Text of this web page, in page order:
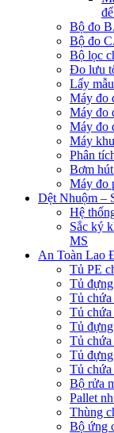
Bộ đo
Bộ đo
Bộ lọc
Đo lưu
Lấy
Máy đo
Máy đo
Máy đo
Máy
Phân
Bơm
Máy đo
Dệt Nhuộm –
Hệ
Sắc ký
MS
An Toàn Lao
Tủ PE
Tủ
Tủ
Tủ chứa
Tủ
Tủ chứa
Tủ
Tủ chứa
Bộ rửa
Pallet
Thùng
Bộ ứng